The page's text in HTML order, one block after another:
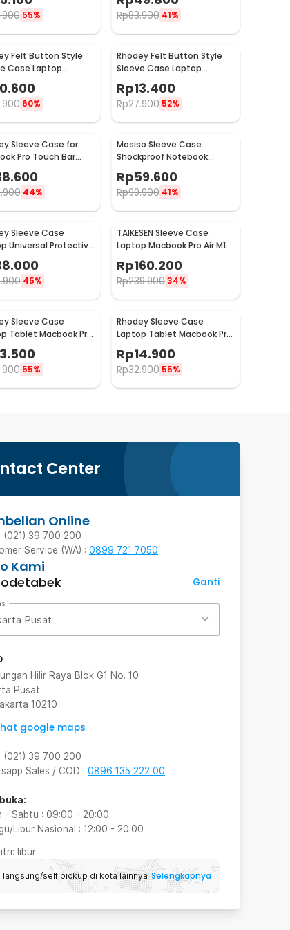
55% Rp83.900 41%
Felt Button Style
Case Laptop
12 Inch - DA58
60%
Rhodey Felt Button Style
Sleeve Case Laptop
Ultrabook 13 Inch - DA58
Rp13.400
Rp27.900 52%
Sleeve Case for
Pro Touch Bar
with Pouch 14
YG6005
44%
Mosiso Sleeve Case
Shockproof Notebook
Cover for Laptop 13 Inch -
C0412
Rp59.600
Rp99.900 41%
Sleeve Case
Universal Protective
with Pouch 11
AK03
45%
TAIKESEN Sleeve Case
Laptop Macbook Pro Air M1
M2 M3 A2337 A2338 13 Inch -
PW42
Rp160.200
Rp239.90034%
Sleeve Case
Tablet Macbook Pro
Thin 2mm 14 Inch -
55%
Rhodey Sleeve Case
Laptop Tablet Macbook Pro
Soft Protection Felt 12 Inch
- MR24
Rp14.900
Rp32.900 55%
Center
Online
(021) 39 700 200
Service (WA) : 0899 721 7050
Kami
Ganti
Pusat
Hilir Raya Blok G1 No. 10
Pusat
10210
google maps
(021) 39 700 200
Sales / COD : 0896 135 222 00
- Sabtu : 09:00 - 20:00
Libur Nasional : 12:00 - 20:00
: libur
langsung/self pickup di kota lainnya Selengkapnya